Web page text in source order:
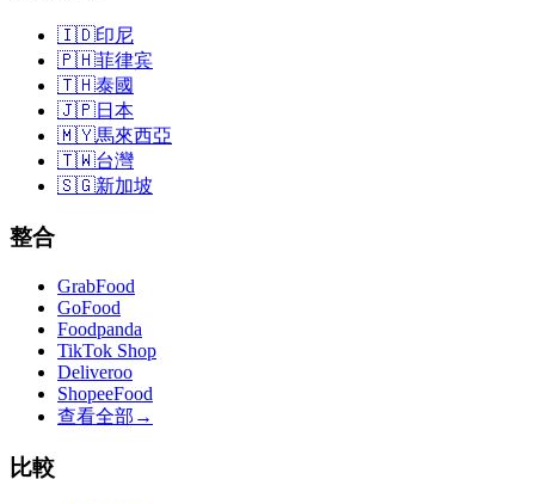
🇮🇩印尼
🇵🇭菲律宾
🇹🇭泰國
🇯🇵日本
🇲🇾馬來西亞
🇹🇼台灣
🇸🇬新加坡
整合
GrabFood
GoFood
Foodpanda
TikTok Shop
Deliveroo
ShopeeFood
查看全部 →
比較